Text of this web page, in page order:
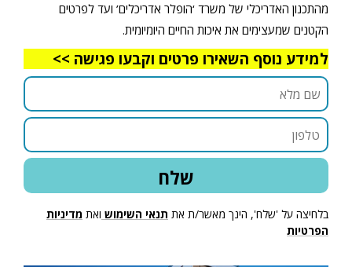
מהתכנון האדריכלי של משרד ‘הופלר אדריכלים’ ועד לפרטים
הקטנים שמעצימים את איכות החיים היומיומית.
למידע נוסף השאירו פרטים וקבעו פגישה >>
בלחיצה על 'שלח', הינך מאשר/ת את תנאי השימוש ואת מדיניות
הפרטיות